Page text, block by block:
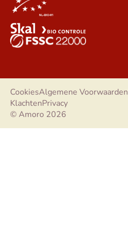
© Amoro 2026
CookiesAlgemene Voorwaarden
KlachtenPrivacy